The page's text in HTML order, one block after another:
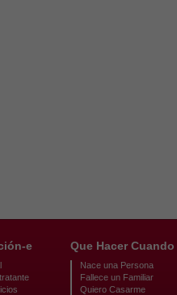
e Que Hacer Cuando
Nace una Persona
Fallece un Familiar
Quiero Casarme